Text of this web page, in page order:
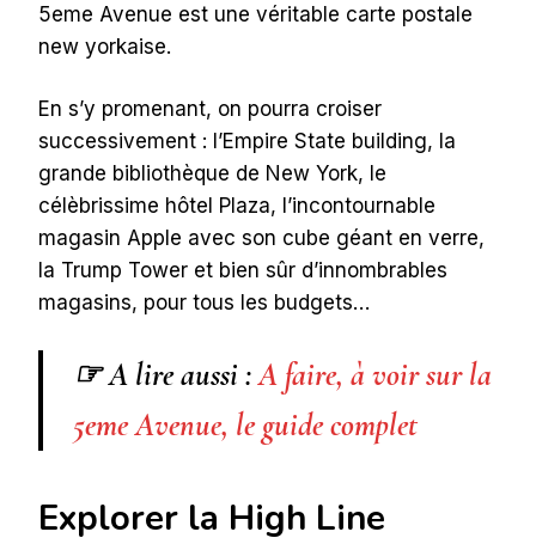
5eme Avenue est une véritable carte postale
new yorkaise.
En s’y promenant, on pourra croiser
successivement : l’Empire State building, la
grande bibliothèque de New York, le
célèbrissime hôtel Plaza, l’incontournable
magasin Apple avec son cube géant en verre,
la Trump Tower et bien sûr d’innombrables
magasins, pour tous les budgets…
☞ A lire aussi :A faire, à voir sur la
5eme Avenue, le guide complet
Explorer la High Line